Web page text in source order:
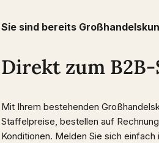
Sie sind bereits
Direkt zum B2B-
Mit Ihrem bestehenden
Staffelpreise, bestellen auf
Konditionen. Melden Sie sich einfach